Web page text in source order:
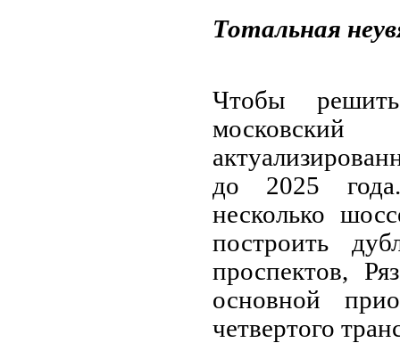
Тотальная
Чтобы
московский
до 2025
несколько
построить
проспектов,
основной
четвертого